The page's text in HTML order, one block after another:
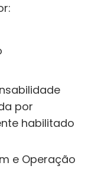
por
habilitado
e Operação